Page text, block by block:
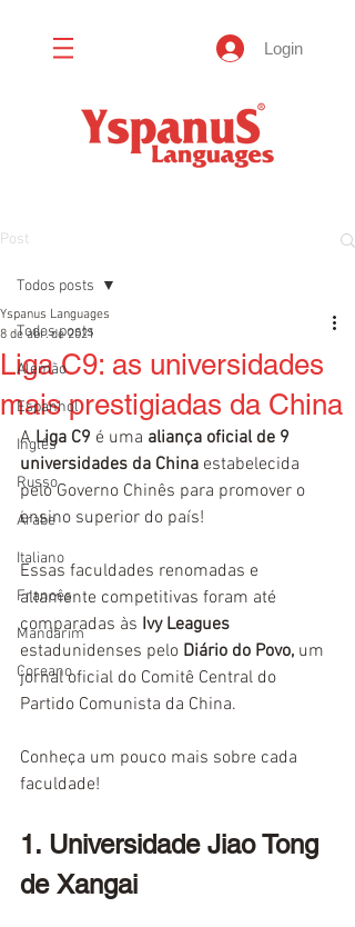
Login
Post
Todos posts
Alemão
Espanhol
Inglês
Russo
Árabe
Italiano
Francês
Mandarim
Coreano
Todos posts
Liga C9: as universidades
mais prestigiadas da China
Yspanus Languages
8 de abr. de 2021
A Liga C9 é uma aliança oficial de 9
universidades da China estabelecida
pelo Governo Chinês para promover o
ensino superior do país!
Essas faculdades renomadas e
altamente competitivas foram até
comparadas às Ivy Leagues
estadunidenses pelo Diário do Povo, um
jornal oficial do Comitê Central do
Partido Comunista da China.
Conheça um pouco mais sobre cada
faculdade!
1. Universidade Jiao Tong
de Xangai